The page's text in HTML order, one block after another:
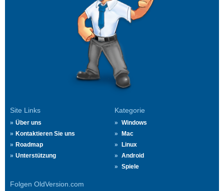
Site Links
Über uns
Kontaktieren Sie uns
Roadmap
Unterstützung
Kategorie
Windows
Mac
Linux
Android
Spiele
Folgen OldVersion.com